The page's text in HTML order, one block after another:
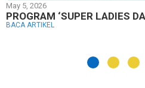
May 5, 2026
PROGRAM ‘SUPER LADIES
BACA ARTIKEL